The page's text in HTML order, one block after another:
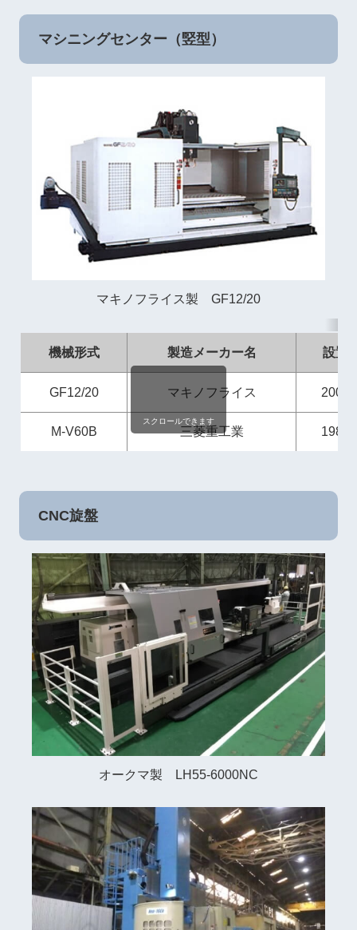
マシニングセンター（竪型）
マキノフライス製 GF12/20
機械形式 製造メーカー名 設置
GF12/20 マキノフライス 2007
M-V60B 三菱重工業 1989
スクロールできます
CNC旋盤
オークマ製 LH55-6000NC